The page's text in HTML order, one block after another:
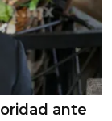
ante